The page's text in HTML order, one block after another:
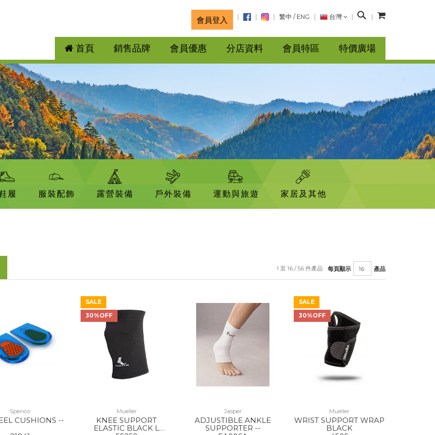
會員登入 繁中 / ENG 台灣
搜
首頁 銷售品牌 會員優惠 分店資料 會員特區 特價廣場
履 服裝配飾 露營裝備 戶外裝備 運動與旅遊 家居及其他
每頁顯示 產品
1 至 16 / 56 件產品
Spenco
CUSHIONS --
SALE
30%OFF
Mueller
KNEE SUPPORT
ELASTIC BLACK L
Jasper
ADJUSTIBLE ANKLE
SUPPORTER --
SALE
30%OFF
Mueller
WRIST SUPPORT WRAP
BLACK